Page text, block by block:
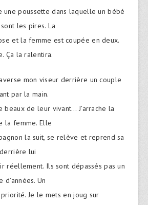
une poussette dans laquelle un bébé
les pires. La
et la femme est coupée en deux.
Ça la ralentira.
mon viseur derrière un couple
par la main.
beaux de leur vivant… J’arrache la
la femme. Elle
la suit, se relève et reprend sa
lui
réellement. Ils sont dépassés pas un
d’années. Un
Je le mets en joug sur